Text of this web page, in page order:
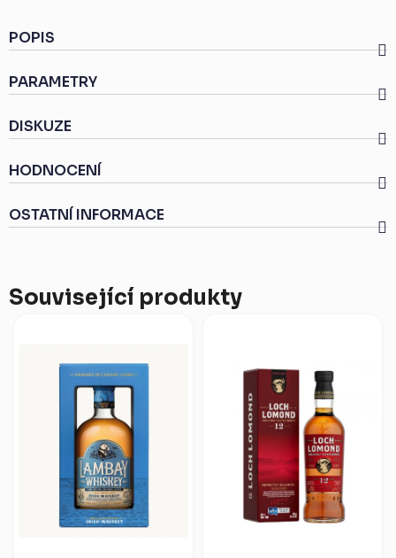
POPIS
PARAMETRY
DISKUZE
HODNOCENÍ
OSTATNÍ INFORMACE
Související produkty